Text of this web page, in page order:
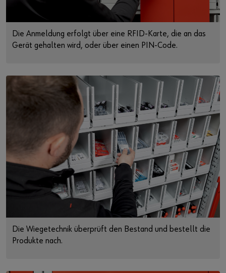
Die Anmeldung erfolgt über eine RFID-Karte, die an das
Gerät gehalten wird, oder über einen PIN-Code.
Die Wiegetechnik überprüft den Bestand und bestellt die
Produkte nach.